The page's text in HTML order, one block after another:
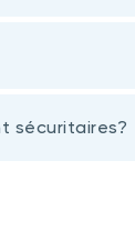
sécuritaires?